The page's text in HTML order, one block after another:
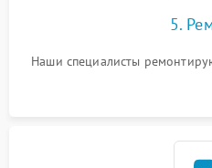
5.
Наши специалисты